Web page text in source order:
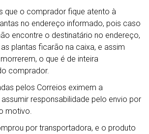
que o comprador fique atento à
no endereço informado, pois caso
encontre o destinatário no endereço,
plantas ficarão na caixa, e assim
o que é de inteira
comprador.
pelos Correios eximem a
responsabilidade pelo envio por
motivo.
por transportadora, e o produto